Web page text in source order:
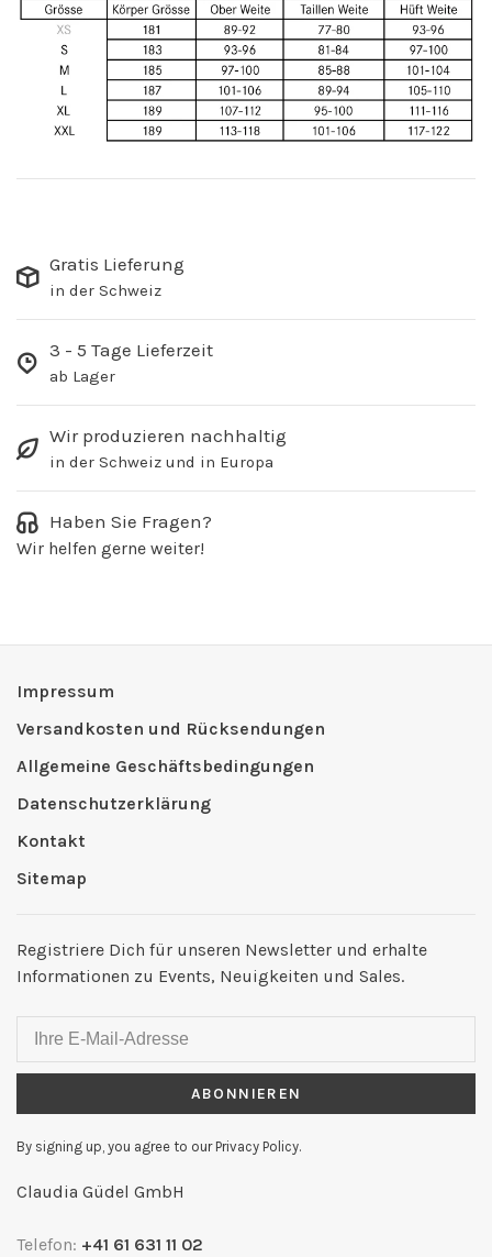
Gratis Lieferung
in der Schweiz
3 - 5 Tage Lieferzeit
ab Lager
Wir produzieren nachhaltig
in der Schweiz und in Europa
Haben Sie Fragen?
Wir helfen gerne weiter!
Impressum
Versandkosten und Rücksendungen
Allgemeine Geschäftsbedingungen
Datenschutzerklärung
Kontakt
Sitemap
Registriere Dich für unseren Newsletter und erhalte
Informationen zu Events, Neuigkeiten und Sales.
ABONNIEREN
By signing up, you agree to our Privacy Policy.
Claudia Güdel GmbH
Telefon: +41 61 631 11 02